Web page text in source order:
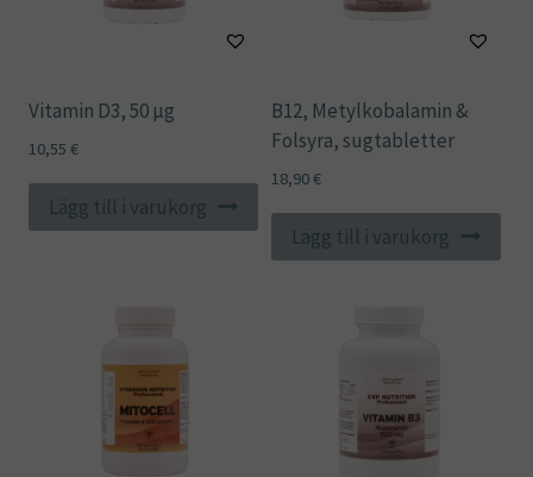
Vitamin D3, 50 µg
10,55 €
Lägg till i varukorg
B12, Metylkobalamin &
Folsyra, sugtabletter
18,90€
Lägg till i varukorg